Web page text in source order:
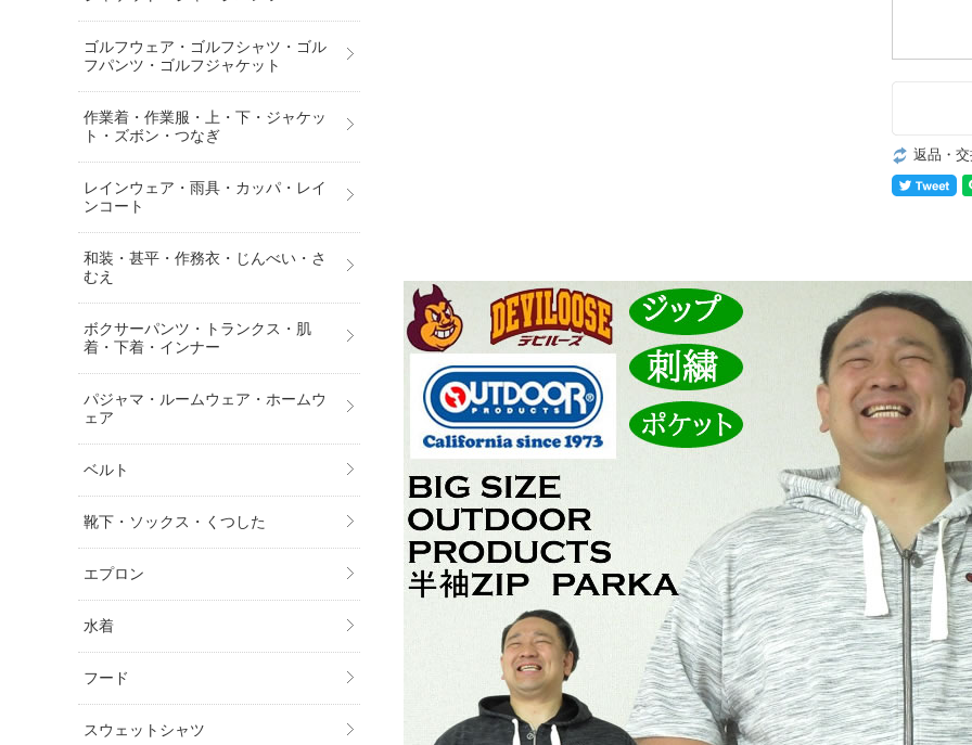
返品・
ゴルフウェア・ゴルフシャツ・ゴル
フパンツ・ゴルフジャケット
作業着・作業服・上・下・ジャケッ
ト・ズボン・つなぎ
レインウェア・雨具・カッパ・レイ
ンコート
和装・甚平・作務衣・じんべい・さ
むえ
ボクサーパンツ・トランクス・肌
着・下着・インナー
パジャマ・ルームウェア・ホームウ
ェア
ベルト
靴下・ソックス・くつした
エプロン
水着
フード
スウェットシャツ